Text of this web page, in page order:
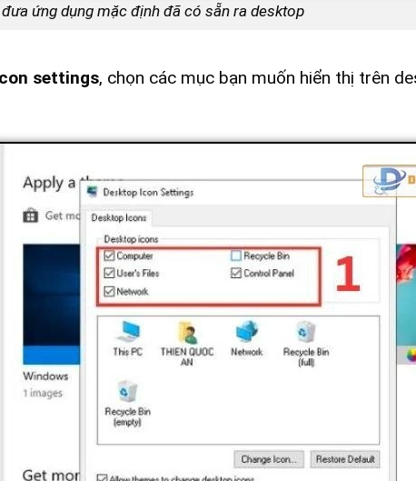
đưa ứng dụng mặc định đã có sẵn ra desktop
settings, chọn các mục bạn muốn hiển thị trên